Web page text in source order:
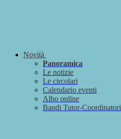
Novità
Panoramica
Le notizie
Le circolari
Calendario eventi
Albo online
Bandi Tutor-Coordinatori